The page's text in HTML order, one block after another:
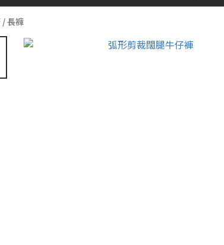
/長褲